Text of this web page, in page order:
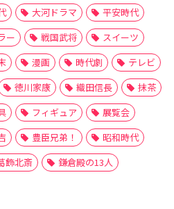
大河ドラマ
平安時代
ー 戦国武将
スイーツ
漫画 時代劇
テレビ
徳川家康 織田信長
抹茶
フィギュア
展覧会
豊臣兄弟！
昭和時代
飾北斎 鎌倉殿の13人